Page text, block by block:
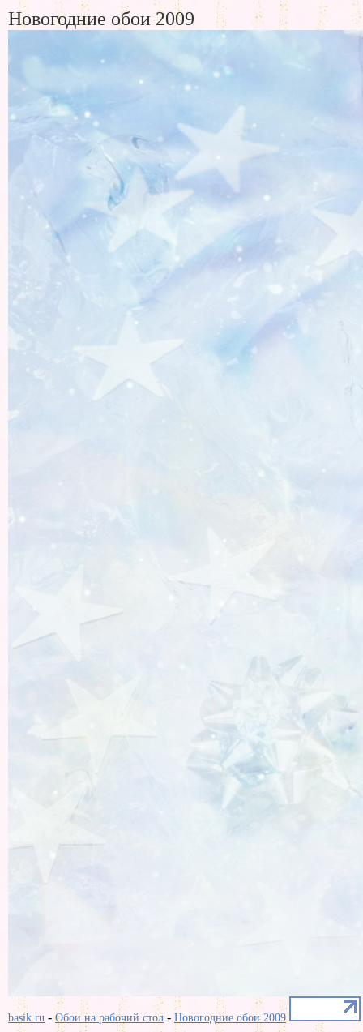
Новогодние обои 2009
basik.ru - Обои на рабочий стол - Новогодние обои 2009